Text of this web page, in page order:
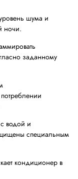
шума и
ночи.
заданному
водой и
специальным
кондиционер в